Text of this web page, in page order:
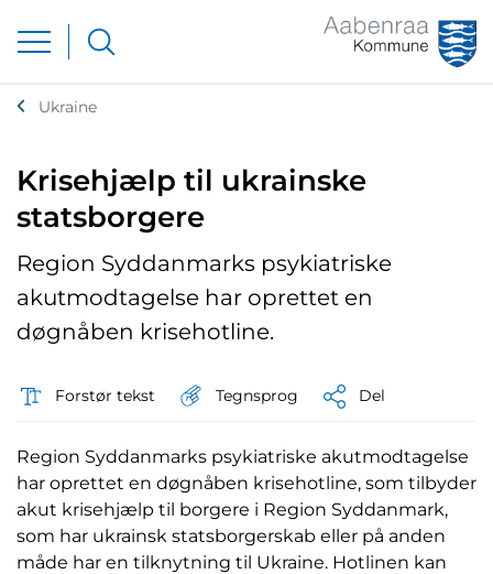
Ukraine
Krisehjælp til ukrainske
statsborgere
Region Syddanmarks psykiatriske
akutmodtagelse har oprettet en
døgnåben krisehotline.
Forstør tekst Tegnsprog Del
Region Syddanmarks psykiatriske akutmodtagelse
har oprettet en døgnåben krisehotline, som tilbyder
akut krisehjælp til borgere i Region Syddanmark,
som har ukrainsk statsborgerskab eller på anden
måde har en tilknytning til Ukraine. Hotlinen kan